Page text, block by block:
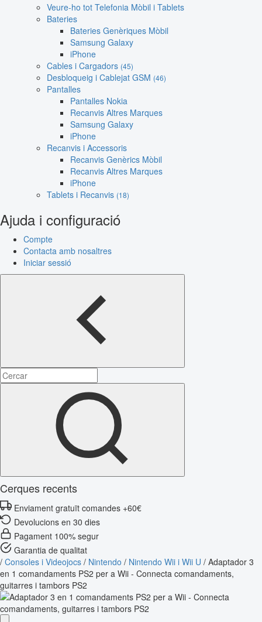
Veure-ho tot Telefonia Mòbil i Tablets
Bateries
Bateries Genèriques Mòbil
Samsung Galaxy
iPhone
Cables i Cargadors (45)
Desbloqueig i Cablejat GSM (46)
Pantalles
Pantalles Nokia
Recanvis Altres Marques
Samsung Galaxy
iPhone
Recanvis i Accessoris
Recanvis Genèrics Mòbil
Recanvis Altres Marques
iPhone
Tablets i Recanvis (18)
Ajuda i configuració
Compte
Contacta amb nosaltres
Iniciar sessió
Cerques recents
Enviament gratuït comandes +60€
Devolucions en 30 dies
Pagament 100% segur
Garantia de qualitat
/ Consoles i Videojocs / Nintendo / Nintendo Wii i Wii U / Adaptador 3
en 1 comandaments PS2 per a Wii - Connecta comandaments,
guitarres i tambors PS2